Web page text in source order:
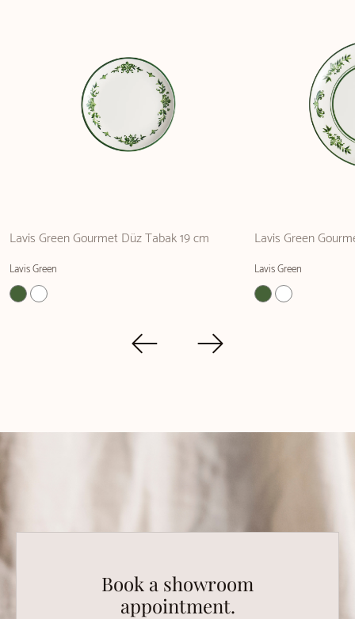
Lavis Green Gourmet Düz Tabak 19 cm
Lavis Green
Lavis Green
Lavis Green
Book a showroom
appointment.